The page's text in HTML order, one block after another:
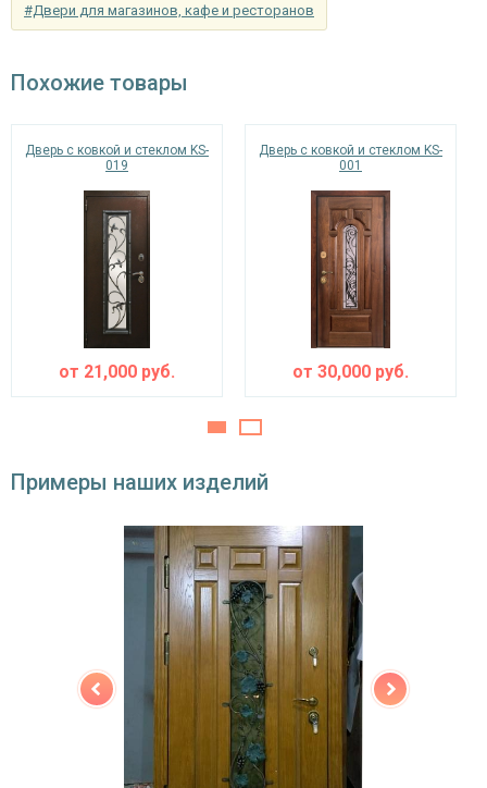
Особенности модели
Направление
наружное / внутреннее,
левое / правое (на выбор)
Дополнительно к
стеклопакет, кованые элементы (рисунок на
открывания
можно посмотреть на нашем сайте.
#Двери для магазинов, кафе и ресторанов
Похожие товары
Дверь с ковкой и стеклом KS-
019
от 21,000 руб.
Дверь с ковкой и стеклом KS-
001
от 30,000 руб.
Примеры наших изделий